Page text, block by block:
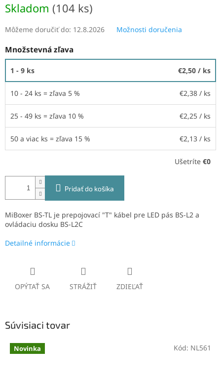
Skladom (104 ks)
Môžeme doručiť do: 12.8.2026 Možnosti doručenia
Množstevná zľava
1 - 9 ks €2,50 / ks
10 - 24 ks = zľava 5 % €2,38 / ks
25 - 49 ks = zľava 10 % €2,25 / ks
50 a viac ks = zľava 15 % €2,13 / ks
Ušetríte €0
Pridať do košíka
MiBoxer BS-TL je prepojovací "T" kábel pre LED pás BS-L2 a
ovládaciu dosku BS-L2C
Detailné informácie
OPÝTAŤ SA STRÁŽIŤ ZDIEĽAŤ
Súvisiaci tovar
Novinka Kód: NL561